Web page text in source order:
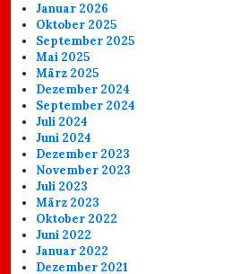
Januar 2026
Oktober 2025
September 2025
Mai 2025
März 2025
Dezember 2024
September 2024
Juli 2024
Juni 2024
Dezember 2023
November 2023
Juli 2023
März 2023
Oktober 2022
Juni 2022
Januar 2022
Dezember 2021